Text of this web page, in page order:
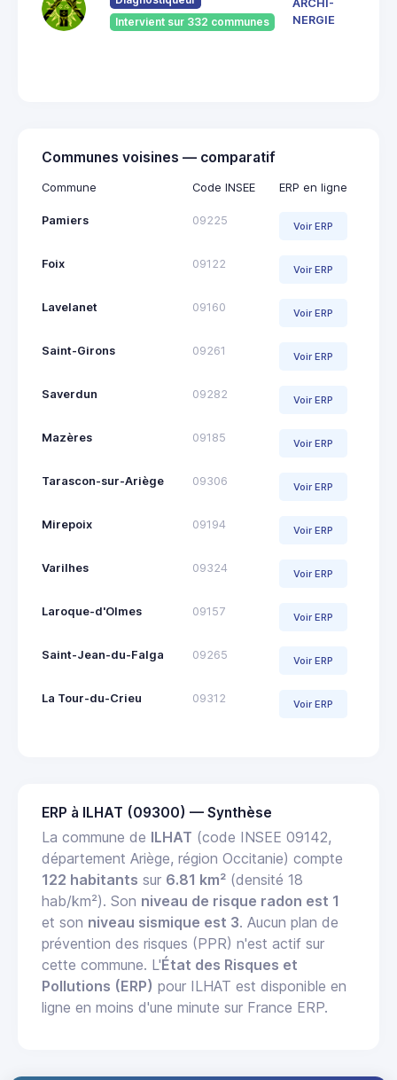
Intervient sur 332 communes
ARCHI-
NERGIE
Communes voisines — comparatif
Commune Code INSEE ERP en ligne
Pamiers 09225 Voir ERP
Foix 09122 Voir ERP
Lavelanet 09160 Voir ERP
Saint-Girons 09261 Voir ERP
Saverdun 09282 Voir ERP
Mazères 09185 Voir ERP
Tarascon-sur-Ariège 09306 Voir ERP
Mirepoix 09194 Voir ERP
Varilhes 09324 Voir ERP
Laroque-d'Olmes 09157 Voir ERP
Saint-Jean-du-Falga 09265 Voir ERP
La Tour-du-Crieu 09312 Voir ERP
ERP à ILHAT (09300) — Synthèse
La commune de ILHAT (code INSEE 09142,
département Ariège, région Occitanie) compte
122 habitants sur 6.81 km² (densité 18
hab/km²). Son niveau de risque radon est 1
et son niveau sismique est 3. Aucun plan de
prévention des risques (PPR) n'est actif sur
cette commune. L'État des Risques et
Pollutions (ERP) pour ILHAT est disponible en
ligne en moins d'une minute sur France ERP.